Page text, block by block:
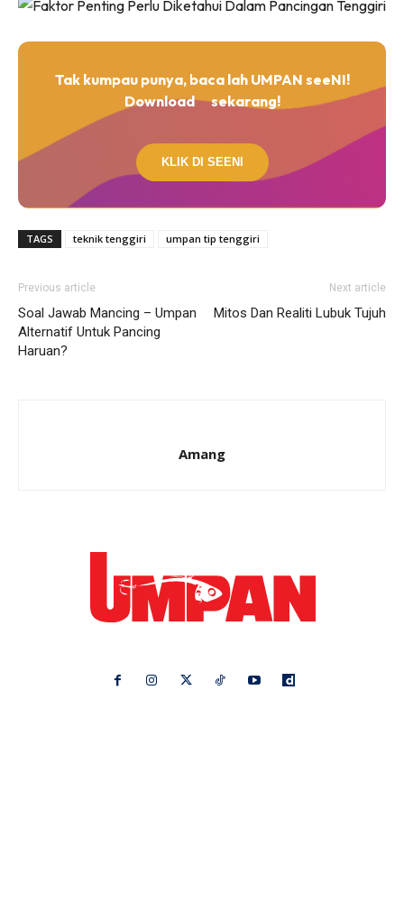
Tak kumpau punya, baca lah UMPAN seeNI!
Download
sekarang!
KLIK DI SEENI
TAGS teknik tenggiri umpan tip tenggiri
Previous article
Soal Jawab Mancing – Umpan
Alternatif Untuk Pancing
Haruan?
Next article
Mitos Dan Realiti Lubuk Tujuh
Amang